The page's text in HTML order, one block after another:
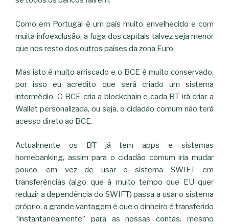
Como em Portugal é um país muito envelhecido e com
muita infoexclusão, a fuga dos capitais talvez seja menor
que nos resto dos outros países da zona Euro.
Mas isto é muito arriscado e o BCE é muito conservado,
por isso eu acredito que será criado um sistema
intermédio. O BCE cria a blockchain e cada BT irá criar a
Wallet personalizada, ou seja, o cidadão comum não terá
acesso direto ao BCE.
Actualmente os BT já tem apps e sistemas
homebanking, assim para o cidadão comum iria mudar
pouco, em vez de usar o sistema SWIFT em
transferências (algo que à muito tempo que EU quer
reduzir a dependência do SWIFT) passa a usar o sistema
próprio, a grande vantagem é que o dinheiro é transferido
“instantaneamente” para as nossas contas, mesmo